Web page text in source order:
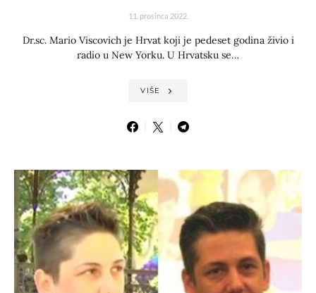
11. prosinca 2022.
Dr.sc. Mario Viscovich je Hrvat koji je pedeset godina živio i
radio u New Yorku. U Hrvatsku se…
VIŠE